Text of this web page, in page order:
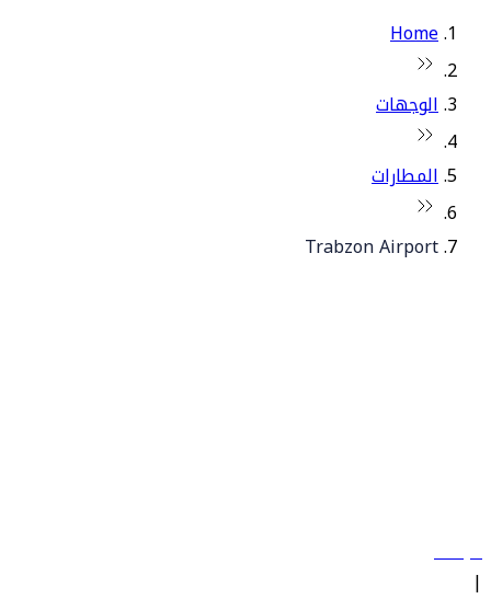
Home
الوجهات
المطارات
Trabzon Airport
سياساتنا
|